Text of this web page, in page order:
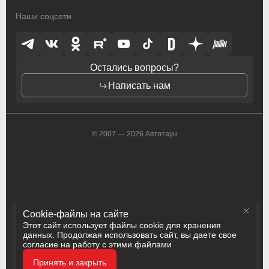
Cookie-файлы на сайте
Этот сайт использует файлы cookie для хранения
данных. Продолжая использовать сайт, вы даете свое
согласие на работу с этими файлами
Принять и закрыть
Наши соцсети
Остались вопросы?
Написать нам
© 2007 — 2026 Автотаун
Политика конфиденциальности
Разработка
Toyota
Vauxhall
Volkswagen
ZAZ
Toyota
Vauxhall
Volkswagen
ZAZ